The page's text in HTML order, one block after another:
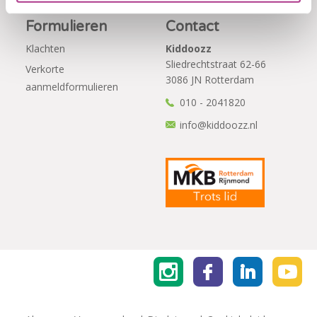
Formulieren
Klachten
Verkorte
aanmeldformulieren
Contact
Kiddoozz
Sliedrechtstraat 62-66
3086 JN Rotterdam
010 - 2041820
info@kiddoozz.nl